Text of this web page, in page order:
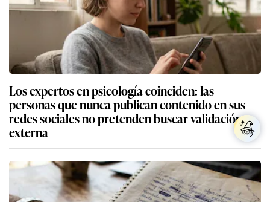
Los expertos en psicología coinciden: las
personas que nunca publican contenido en sus
redes sociales no pretenden buscar validación
externa